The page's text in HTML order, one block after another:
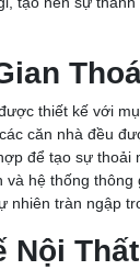
thiết kế với
căn nhà đều
để tạo sự thoải
và hệ thống thông
nhiên tràn ngập
Nội